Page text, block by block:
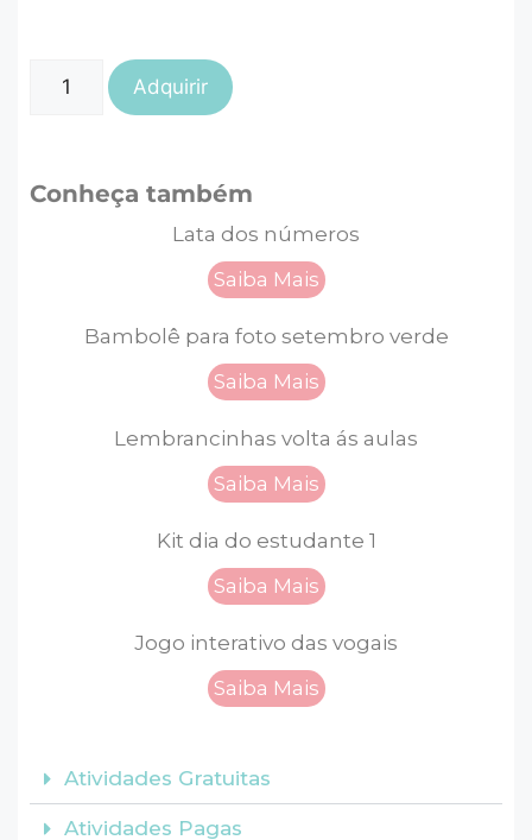
Adquirir
Conheça também
Lata dos números
Saiba Mais
Bambolê para foto setembro verde
Saiba Mais
Lembrancinhas volta ás aulas
Saiba Mais
Kit dia do estudante 1
Saiba Mais
Jogo interativo das vogais
Saiba Mais
Atividades Gratuitas
Atividades Pagas